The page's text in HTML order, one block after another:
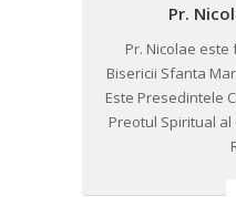
Pr.
Pr. Nicolae
Bisericii Sfanta
Este Presedintele
Preotul Spiritual